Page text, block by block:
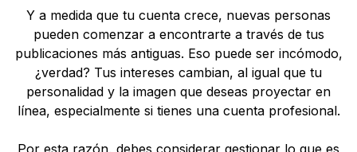
Y a medida que tu cuenta crece, nuevas personas
pueden comenzar a encontrarte a través de tus
publicaciones más antiguas. Eso puede ser incómodo,
¿verdad? Tus intereses cambian, al igual que tu
personalidad y la imagen que deseas proyectar en
línea, especialmente si tienes una cuenta profesional.
Por esta razón, debes considerar gestionar lo que es